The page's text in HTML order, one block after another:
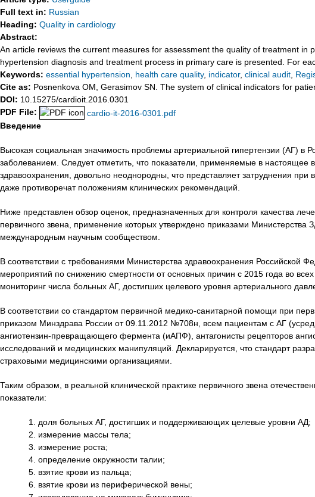
Full text in: Russian
Heading: Quality in cardiology
Abstract:
An article reviews the current measures for assessment the quality of treatment
hypertension diagnosis and treatment process in primary care is presented. For
Keywords: essential hypertension health care quality, indicator, clinical audit
Cite as: Posnenkova OM, Gerasimov SN. The system of clinical indicators for
DOI: 10.15275/cardioit.2016.0301
PDF File:
cardio-it-2016-0301.pdf
Введение
Высокая социальная значимость проблемы артериальной гипертензии (АГ) в
заболеванием. Следует отметить, что показатели, применяемые в настоящее
здравоохранения, довольно неоднородны, что представляет затруднения при
даже противоречат положениям клинических рекомендаций.
Ниже представлен обзор оценок, предназначенных для контроля качества
первичного звена, применение которых утверждено приказами
международным научным сообществом.
В соответствии с требованиями Министерства здравоохранения
мероприятий по снижению смертности от основных причин с 2015 года во
мониторинг числа больных АГ, достигших целевого уровня артериального
В соответствии со стандартом первичной медико-санитарной помощи при
приказом Минздрава России от 09.11.2012 №708н, всем пациентам с АГ
ангиотензин-превращающего фермента (иАПФ), антагонисты рецепторов
исследований и медицинских манипуляций. Декларируется, что стандарт
страховыми медицинскими организациями.
Таким образом, в реальной клинической практике первичного звена
показатели:
доля больных АГ, достигших и поддерживающих целевые уровни АД;
измерение массы тела;
измерение роста;
определение окружности талии;
взятие крови из пальца;
взятие крови из периферической вены;